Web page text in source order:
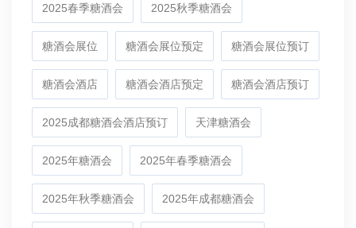
2025春季糖酒会 2025秋季糖酒会
糖酒会展位 糖酒会展位预定 糖酒会展位预订
糖酒会酒店 糖酒会酒店预定 糖酒会酒店预订
2025成都糖酒会酒店预订 天津糖酒会
2025年糖酒会 2025年春季糖酒会
2025年秋季糖酒会 2025年成都糖酒会